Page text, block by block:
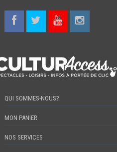
QUI SOMMES-NOUS?
MON PANIER
NOS SERVICES